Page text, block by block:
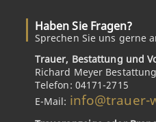
Haben Sie Fragen?
Sprechen Sie uns gerne
Trauer, Bestattung und
Richard Meyer
Telefon: 04171-2715
E-Mail: info@trauer-